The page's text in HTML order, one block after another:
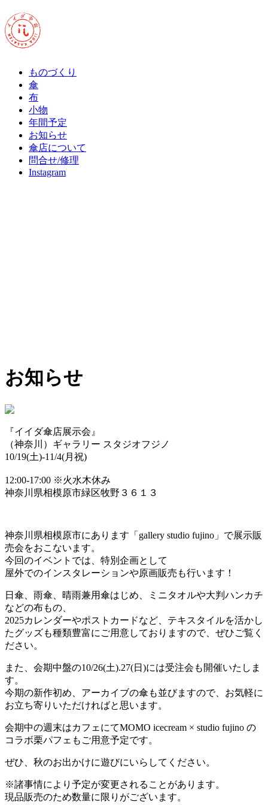
ものづくり
傘
布
小物
年間予定
お知らせ
傘店について
問合せ/修理
Instagram
お知らせ
『イイダ傘店展示会』
（神奈川）ギャラリー スタジオフジノ
10/19(土)-11/4(月祝)
12:00-17:00 ※火水木休み
神奈川県相模原市緑区牧野３６１３
神奈川県相模原市にあります「gallery studio fujino」で展示販
売会をおこないます。
今回のイベントでは、特別企画として
屋外でのインスタレーションや原画販売も行います！
日傘、雨傘、晴雨兼用傘はじめ、ミニタオルや大判ハンカチ
などの布もの、
2025カレンダーやポストカードなど、テキスタイルを活かし
たグッズも種類豊富にご用意しておりますので、ぜひご覧く
ださい。
また、会期中盤の10/26(土).27(日)には受注会も開催いたしま
す。
今期の新作初め、アーカイブの傘も並びますので、お気軽に
お立ち寄りいただければと思います。
会期中の週末はカフェにてMOMO icecream × studio fujino の
コラボ栗パフェもご用意予定です。
ぜひ、秋のお出かけに遊びにいらしてください。
※諸事情により予定が変更されることがあります。
現品販売のため数量に限りがございます。